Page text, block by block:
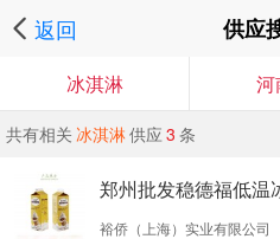
返回 供应
冰淇淋 河
共有相关 冰淇淋供应 3 条
郑州批发稳德福低温
裕侨（上海）实业有限公司